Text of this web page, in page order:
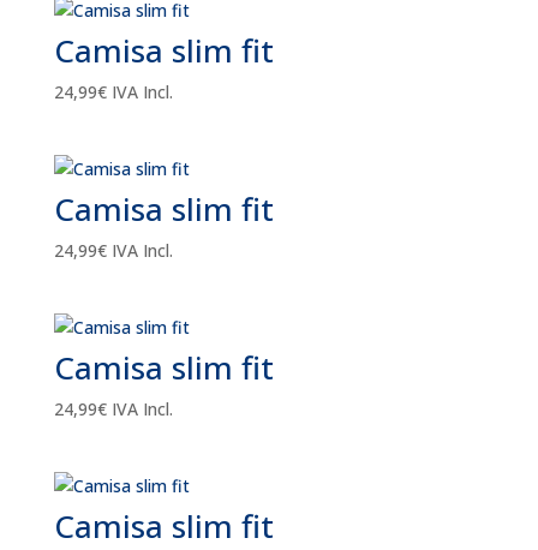
Camisa slim fit
24,99€ IVA Incl.
Camisa slim fit
24,99€ IVA Incl.
Camisa slim fit
24,99€ IVA Incl.
Camisa slim fit